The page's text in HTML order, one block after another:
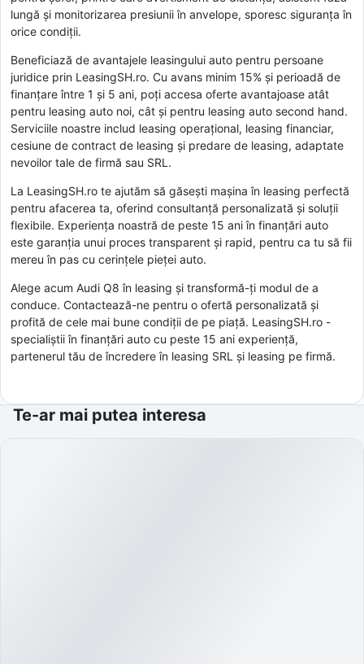
lungă și monitorizarea presiunii în anvelope, sporesc siguranța în
orice condiții.
Beneficiază de avantajele leasingului auto pentru persoane
juridice prin LeasingSH.ro. Cu avans minim 15% și perioadă de
finanțare între 1 și 5 ani, poți accesa oferte avantajoase atât
pentru leasing auto noi, cât și pentru leasing auto second hand.
Serviciile noastre includ leasing operațional, leasing financiar,
cesiune de contract de leasing și predare de leasing, adaptate
nevoilor tale de firmă sau SRL.
La LeasingSH.ro te ajutăm să găsești mașina în leasing perfectă
pentru afacerea ta, oferind consultanță personalizată și soluții
flexibile. Experiența noastră de peste 15 ani în finanțări auto
este garanția unui proces transparent și rapid, pentru ca tu să fii
mereu în pas cu cerințele pieței auto.
Alege acum Audi Q8 în leasing și transformă-ți modul de a
conduce. Contactează-ne pentru o ofertă personalizată și
profită de cele mai bune condiții de pe piață. LeasingSH.ro -
specialiștii în finanțări auto cu peste 15 ani experiență,
partenerul tău de încredere în leasing SRL și leasing pe firmă.
Te-ar mai putea interesa